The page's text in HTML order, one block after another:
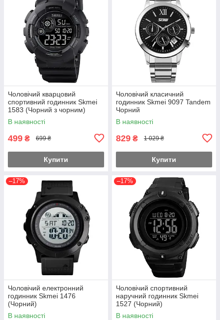
Чоловічий кварцовий
спортивний годинник Skmei
1583 (Чорний з чорним)
В наявності
499 ₴ 699 ₴
Купити
Чоловічий класичний
годинник Skmei 9097 Tandem
Чорний
В наявності
829 ₴ 1 029 ₴
Купити
–17%
Чоловічий електронний
годинник Skmei 1476
(Чорний)
В наявності
–17%
Чоловічий спортивний
наручний годинник Skmei
1527 (Чорний)
В наявності